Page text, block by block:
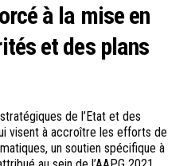
à la mise en
et des plans
de l’Etat et des
visent à accroître les efforts de
un soutien spécifique à